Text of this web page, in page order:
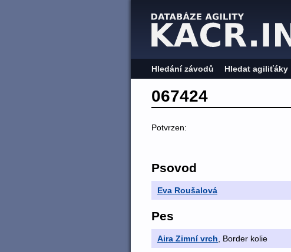
Hledání závodů Hledat agiliťáky
067424
Potvrzen:
Psovod
Eva Roušalová
Pes
Aira Zimní vrch, Border kolie